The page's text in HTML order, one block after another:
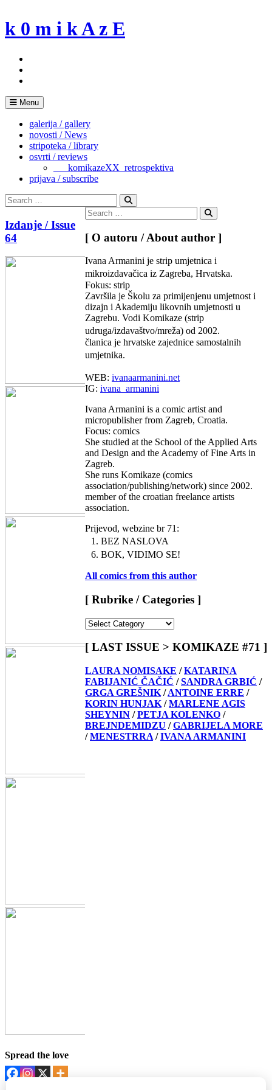
to
content
k 0 m i k A z E
Menu
galerija / gallery
novosti / News
stripoteka / library
osvrti / reviews
___komikazeXX_retrospektiva
prijava / subscribe
Search
for:
Search
Izdanje / Issue
64
Spread the love
Search
for:
Search
[ O autoru / About author ]
Ivana Armanini je strip umjetnica i
mikroizdavačica iz Zagreba, Hrvatska.
Fokus: strip
Završila je Školu za primijenjenu umjetnost i
dizajn i Akademiju likovnih umjetnosti u
Zagrebu. Vodi Komikaze (strip
udruga/izdavaštvo/mreža) od 2002.
članica je hrvatske zajednice samostalnih
umjetnika.
WEB: ivanaarmanini.net
IG: ivana_armanini
Ivana Armanini is a comic artist and
micropublisher from Zagreb, Croatia.
Focus: comics
She studied at the School of the Applied Arts
and Design and the Academy of Fine Arts in
Zagreb.
She runs Komikaze (comics
association/publishing/network) since 2002.
member of the croatian freelance artists
association.
Prijevod, webzine br 71:
1. BEZ NASLOVA
6. BOK, VIDIMO SE!
All comics from this author
[ Rubrike / Categories ]
/
Categories
]
[ LAST ISSUE > KOMIKAZE #71 ]
LAURA NOMISAKE /KATARINA
FABIJANIĆ ČAČIĆ / SANDRA GRBIĆ /
GRGA GREŠNIK / ANTOINE ERRE /
KORIN HUNJAK / MARLENE AGIS
SHEYNIN / PETJA KOLENKO /
BREJNDEMIDZU / GABRIJELA MORE
/ MENESTRRA / IVANA ARMANINI